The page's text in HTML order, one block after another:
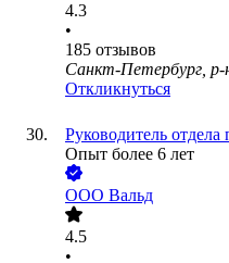
4.3
•
185 отзывов
Санкт-Петербург, р-
Откликнуться
Руководитель
Опыт более 6 лет
ООО Вальд
4.5
•